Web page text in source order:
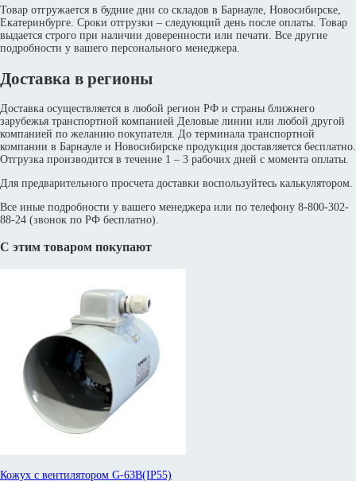
Товар отгружается в будние дни со складов в Барнауле, Новосибирске,
Екатеринбурге. Сроки отгрузки – следующий день после оплаты. Товар
выдается строго при наличии доверенности или печати. Все другие
подробности у вашего персонального менеджера.
Доставка в регионы
Доставка осуществляется в любой регион РФ и страны ближнего
зарубежья транспортной компанией Деловые линии или любой другой
компанией по желанию покупателя. До терминала транспортной
компании в Барнауле и Новосибирске продукция доставляется бесплатно.
Отгрузка производится в течение 1 – 3 рабочих дней с момента оплаты.
Для предварительного просчета доставки воспользуйтесь калькулятором.
Все иные подробности у вашего менеджера или по телефону 8-800-302-
88-24 (звонок по РФ бесплатно).
С этим товаром покупают
Кожух с вентилятором G-63B(IP55)